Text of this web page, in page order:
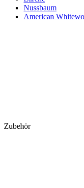
Nussbaum
American
Zubehör